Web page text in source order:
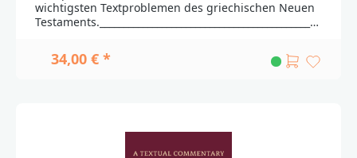
Arizona/USA._____________________________________________
________________Bei Fragen zur Produktsicherheit
BibelgesellschaftBalinger Str. 31 A70567
wichtigsten Textproblemen des griechischen Neuen
Testaments.______________________________________________
wenden Sie sich bitte an:Deutsche
BibelgesellschaftBalinger Str. 31 A70567
34,00 € *